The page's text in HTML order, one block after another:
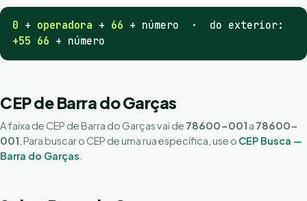
0 + operadora + 66 + número · do exterior:
+55 66 + número
CEP de Barra do Garças
A faixa de CEP de Barra do Garças vai de 78600-001 a 78600-
001 . Para buscar o CEP de uma rua específica, use o CEP Busca —
Barra do Garças